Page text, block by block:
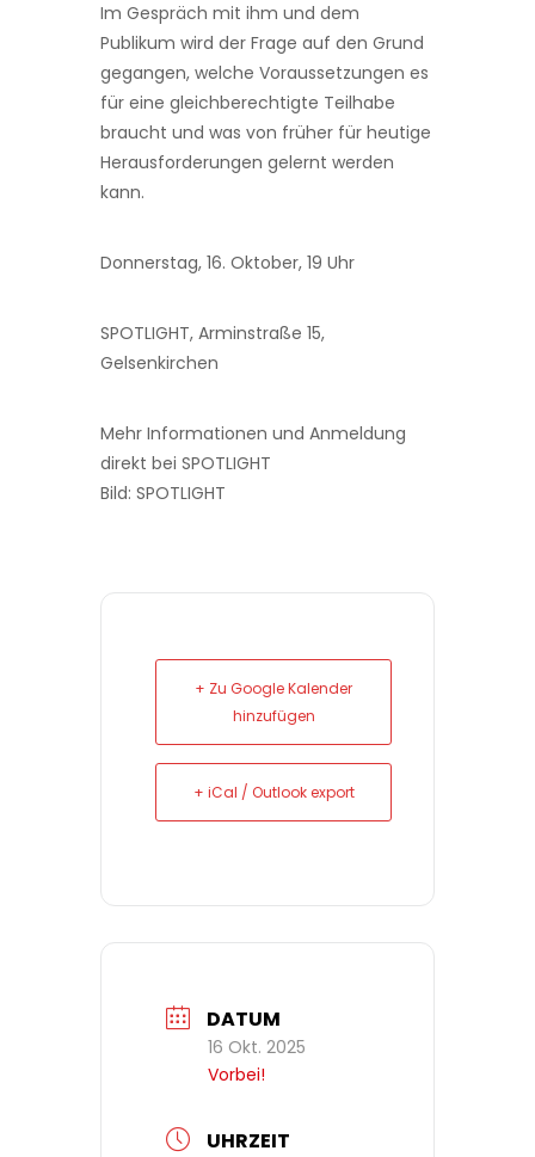
Im Gespräch mit ihm und dem
Publikum wird der Frage auf den Grund
gegangen, welche Voraussetzungen es
für eine gleichberechtigte Teilhabe
braucht und was von früher für heutige
Herausforderungen gelernt werden
kann.
Donnerstag, 16. Oktober, 19 Uhr
SPOTLIGHT, Arminstraße 15,
Gelsenkirchen
Mehr Informationen und Anmeldung
direkt bei SPOTLIGHT
Bild: SPOTLIGHT
+ Zu Google Kalender
hinzufügen
+ iCal / Outlook export
DATUM
16 Okt. 2025
Vorbei!
UHRZEIT